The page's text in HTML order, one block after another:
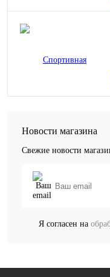
Новости магазина
Свежие новости
Я согласен на